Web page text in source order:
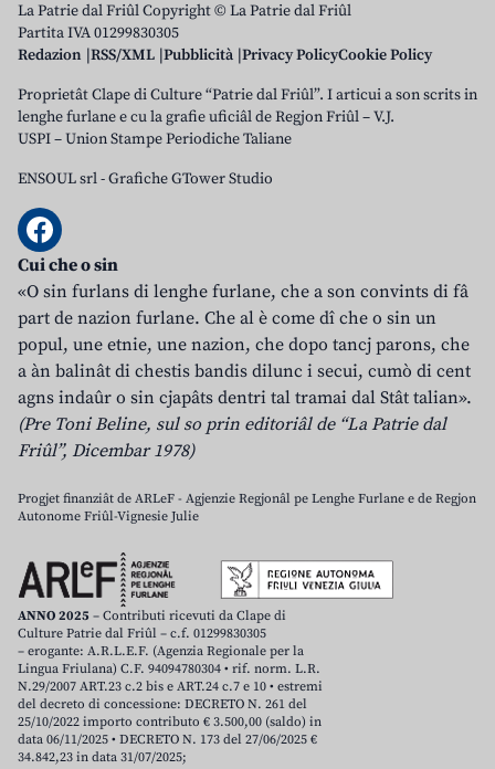
La Patrie dal Friûl Copyright © La Patrie dal Friûl
Partita IVA 01299830305
Redazion RSS/XML Pubblicità Privacy PolicyCookie Policy
Proprietât Clape di Culture “Patrie dal Friûl”. I articui a son scrits in
lenghe furlane e cu la grafie uficiâl de Regjon Friûl – V.J.
USPI – Union Stampe Periodiche Taliane
ENSOUL srl-Grafiche GTower Studio
Cui che o sin
«O sin furlans di lenghe furlane, che a son convints di fâ
part de nazion furlane. Che al è come dî che o sin un
popul, une etnie, une nazion, che dopo tancj parons, che
a àn balinât di chestis bandis dilunc i secui, cumò di cent
agns indaûr o sin cjapâts dentri tal tramai dal Stât talian».
(Pre Toni Beline, sul so prin editoriâl de “La Patrie dal
Friûl”, Dicembar 1978)
Progjet finanziât de ARLeF - Agjenzie Regjonâl pe Lenghe Furlane e de Regjon
Autonome Friûl-Vignesie Julie
ANNO 2025 – Contributi ricevuti da Clape di
Culture Patrie dal Friûl – c.f. 01299830305
– erogante: A.R.L.E.F. (Agenzia Regionale per la
Lingua Friulana) C.F. 94094780304 • rif. norm. L.R.
N.29/2007 ART.23 c.2 bis e ART.24 c.7 e 10 • estremi
del decreto di concessione: DECRETO N. 261 del
25/10/2022 importo contributo € 3.500,00 (saldo) in
data 06/11/2025 • DECRETO N. 173 del 27/06/2025 €
34.842,23 in data 31/07/2025;